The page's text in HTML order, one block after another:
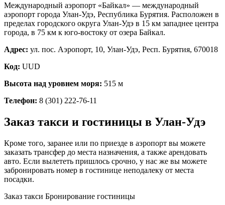
Международный аэропорт «Байкал» — международный
аэропорт города Улан-Удэ, Республика Бурятия. Расположен в
пределах городского округа Улан-Удэ в 15 км западнее центра
города, в 75 км к юго-востоку от озера Байкал.
Адрес: ул. пос. Аэропорт, 10, Улан-Удэ, Респ. Бурятия, 670018
Код: UUD
Высота над уровнем моря: 515 м
Телефон: 8 (301) 222-76-11
Заказ такси и гостиницы в Улан-Удэ
Кроме того, заранее или по приезде в аэропорт вы можете
заказать трансфер до места назначения, а также арендовать
авто. Если вылететь пришлось срочно, у нас же вы можете
забронировать номер в гостинице неподалеку от места
посадки.
Заказ такси Бронирование гостиницы